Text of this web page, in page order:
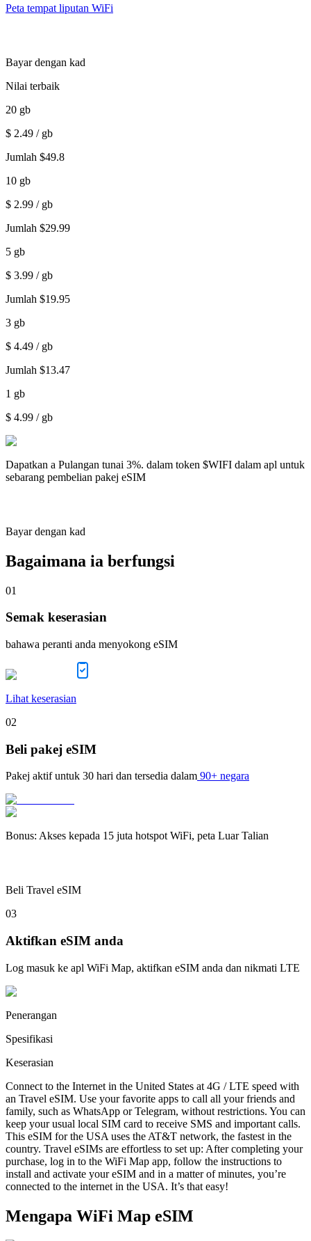
Peta tempat liputan WiFi
Bayar dengan kad
Nilai terbaik
20 gb
$ 2.49 / gb
Jumlah $49.8
10 gb
$ 2.99 / gb
Jumlah $29.99
5 gb
$ 3.99 / gb
Jumlah $19.95
3 gb
$ 4.49 / gb
Jumlah $13.47
1 gb
$ 4.99 / gb
Dapatkan a Pulangan tunai 3%. dalam token $WIFI dalam apl untuk
sebarang pembelian pakej eSIM
Bayar dengan kad
Bagaimana ia berfungsi
01
Semak keserasian
bahawa peranti anda menyokong eSIM
Lihat keserasian
02
Beli pakej eSIM
Pakej aktif untuk 30 hari dan tersedia dalam 90+ negara
Bonus: Akses kepada 15 juta hotspot WiFi, peta Luar Talian
Beli Travel eSIM
03
Aktifkan eSIM anda
Log masuk ke apl WiFi Map, aktifkan eSIM anda dan nikmati LTE
Penerangan
Spesifikasi
Keserasian
Connect to the Internet in the United States at 4G / LTE speed with
an Travel eSIM. Use your favorite apps to call all your friends and
family, such as WhatsApp or Telegram, without restrictions. You can
keep your usual local SIM card to receive SMS and important calls.
This eSIM for the USA uses the AT&T network, the fastest in the
country. Travel eSIMs are effortless to set up: After completing your
purchase, log in to the WiFi Map app, follow the instructions to
install and activate your eSIM and in a matter of minutes, you’re
connected to the internet in the USA. It’s that easy!
Mengapa WiFi Map eSIM